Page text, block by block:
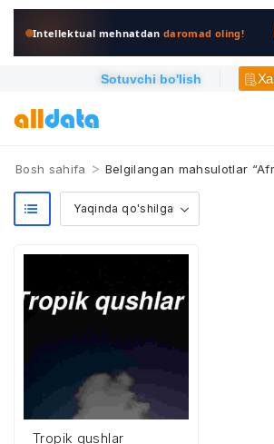
Intellektual mehnatdandaromad oling!
Sotuvchi bo'lish
Bosh sahifa > Belgilangan mahsulotlar
Tropik qushlar